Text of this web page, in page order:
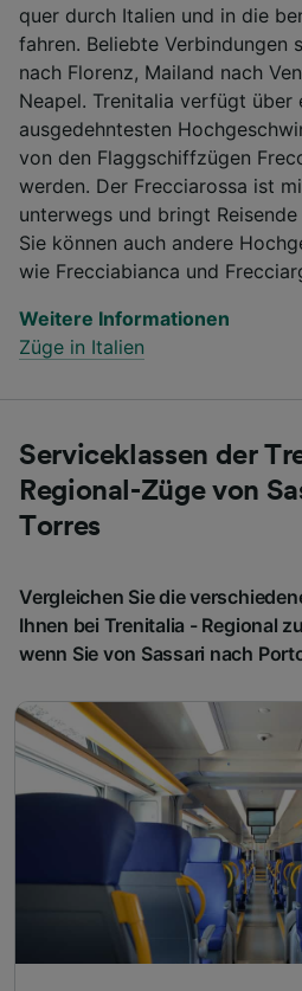
quer durch Italien und in die
fahren. Beliebte Verbindungen
nach Florenz, Mailand nach
Neapel. Trenitalia verfügt über
ausgedehntesten
von den Flaggschiffzügen
werden. Der Frecciarossa ist
unterwegs und bringt
Sie können auch andere
wie Frecciabianca und
Weitere Informationen
Züge in Italien
Serviceklassen der
Regional-Züge von
Torres
Vergleichen Sie die
Ihnen bei Trenitalia - Regional
wenn Sie von Sassari nach